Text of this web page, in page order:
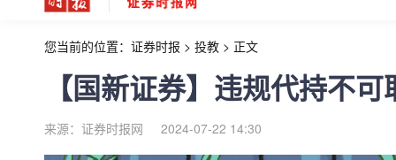
您当前的位置： 证券时报 > 投教 > 正文
【国新证券】违规代持不
来源：证券时报网 2024-07-22 14:30